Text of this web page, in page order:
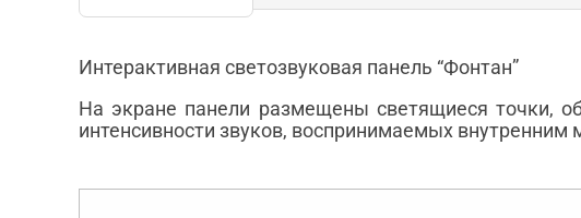
Интерактивная светозвуковая панель “Фонтан”
На экране панели размещены светящиеся точки,
интенсивности звуков, воспринимаемых